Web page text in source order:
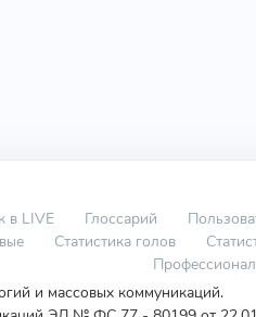
в LIVE Глоссарий
Статистика голов
и массовых коммуникаций.